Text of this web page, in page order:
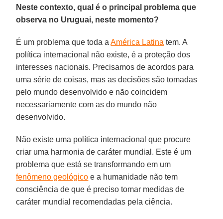
Neste contexto, qual é o principal problema que
observa no Uruguai, neste momento?
É um problema que toda aAmérica Latina tem. A
política internacional não existe, é a proteção dos
interesses nacionais. Precisamos de acordos para
uma série de coisas, mas as decisões são tomadas
pelo mundo desenvolvido e não coincidem
necessariamente com as do mundo não
desenvolvido.
Não existe uma política internacional que procure
criar uma harmonia de caráter mundial. Este é um
problema que está se transformando em um
fenômeno geológico e a humanidade não tem
consciência de que é preciso tomar medidas de
caráter mundial recomendadas pela ciência.